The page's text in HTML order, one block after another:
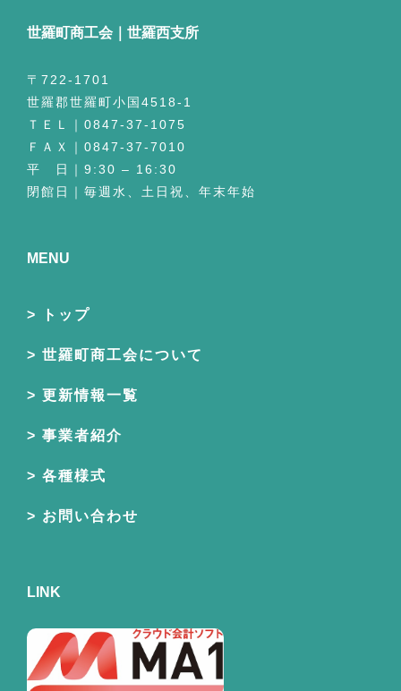
世羅町商工会｜世羅西支所
〒722-1701
世羅郡世羅町小国4518-1
ＴＥＬ｜0847-37-1075
ＦＡＸ｜0847-37-7010
平 日｜9:30 – 16:30
閉館日｜毎週水、土日祝、年末年始
MENU
トップ
世羅町商工会について
更新情報一覧
事業者紹介
各種様式
お問い合わせ
LINK